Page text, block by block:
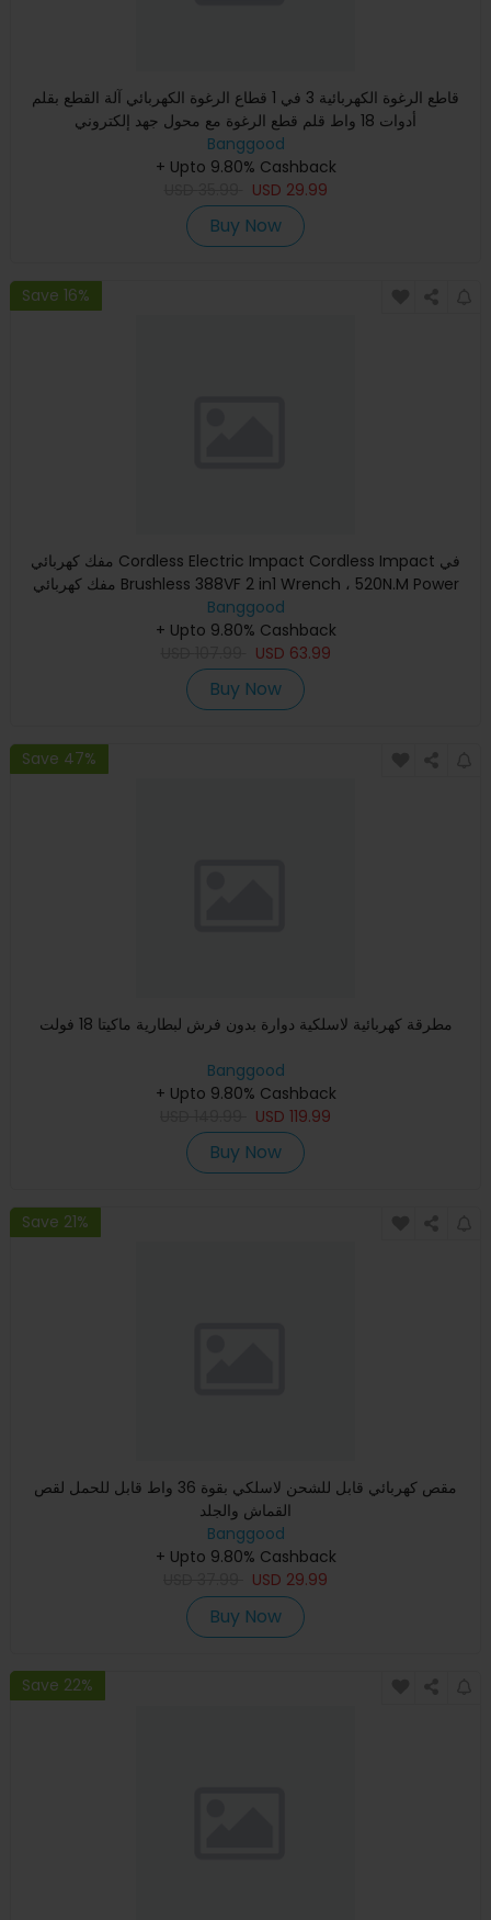
قاطع الرغوة الكهربائية 3 في 1 قطاع الرغوة الكهربائي آلة القطع بقلم
أدوات 18 واط قلم قطع الرغوة مع محول جهد إلكتروني
Banggood
+ Upto 9.80% Cashback
USD 29.99
Buy Now
Save 16%
مفك كهربائي Cordless Electric Impact Cordless Impact في
مفك كهربائي Brushless 388VF 2 in1 Wrench ، 520N.M Power
Tool W /
Banggood
+ Upto 9.80% Cashback
USD 63.99
Buy Now
Save 47%
مطرقة كهربائية لاسلكية دوارة بدون فرش لبطارية ماكيتا 18 فولت
Banggood
+ Upto 9.80% Cashback
USD 119.99
Buy Now
Save 21%
مقص كهربائي قابل للشحن لاسلكي بقوة 36 واط قابل للحمل لقص
القماش والجلد
Banggood
+ Upto 9.80% Cashback
USD 29.99
Buy Now
Save 22%